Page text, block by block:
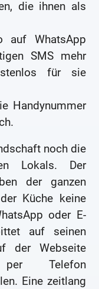
die ihnen als
auf WhatsApp
SMS mehr
für sie
Handynummer
noch die
Lokals. Der
der ganzen
Küche keine
oder E-
auf seinen
der Webseite
per Telefon
Eine zeitlang